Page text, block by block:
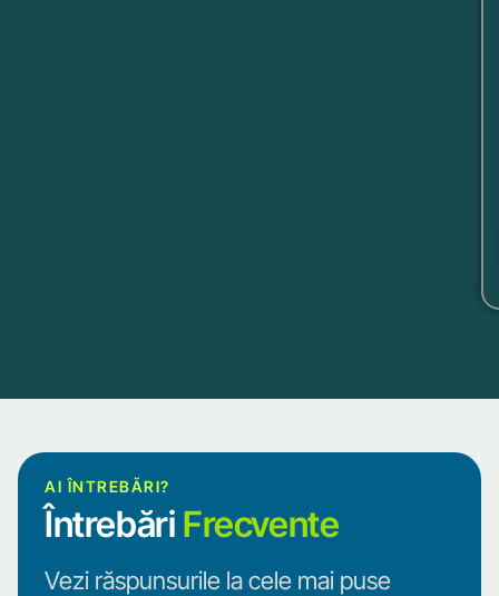
AI ÎNTREBĂRI?
Întrebări Frecvente
Vezi răspunsurile la cele mai puse